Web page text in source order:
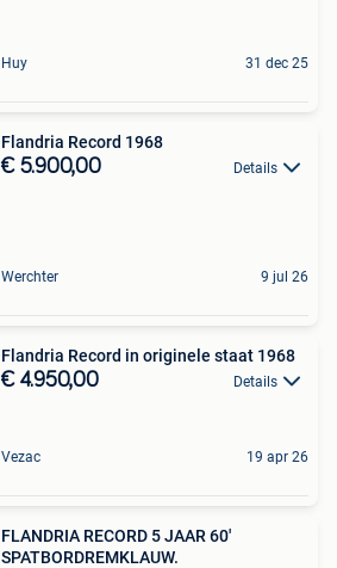
Huy 31 dec 25
Flandria Record 1968
€ 5.900,00 Details
Werchter 9 jul 26
Flandria Record in originele staat 1968
€ 4.950,00 Details
Vezac 19 apr 26
FLANDRIA RECORD 5 JAAR 60'
SPATBORDREMKLAUW.